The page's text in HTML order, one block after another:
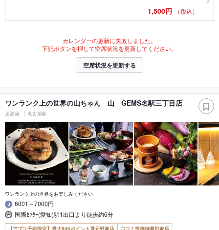
1,500円 （税込）
カレンダーの更新に失敗しました。
下記ボタンを押して空席状況を更新してください。
空席状況を更新する
ワンランク上の世界の山ちゃん 山 GEMS名駅三丁目店
居酒屋 名古屋駅
ワンランク上の世界をお楽しみください
6001～7000円
国際ｾﾝﾀｰ(愛知)駅1出口より徒歩約6分
【アプリ予約限定】最大800ポイント還元対象店
口コミ投稿特典対象店